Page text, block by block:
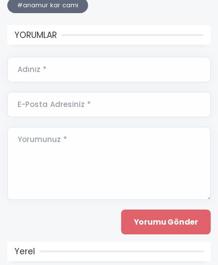
#anamur kar cami
YORUMLAR
Adınız *
E-Posta Adresiniz *
Yorumunuz *
Yerel